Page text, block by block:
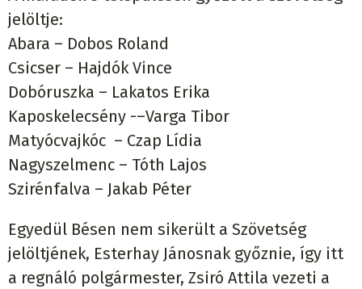
jelöltje:
Abara – Dobos Roland
Csicser – Hajdók Vince
Dobóruszka – Lakatos Erika
Kaposkelecsény -–Varga Tibor
Matyócvajkóc – Czap Lídia
Nagyszelmenc – Tóth Lajos
Szirénfalva – Jakab Péter
Egyedül Bésen nem sikerült a Szövetség
jelöltjének, Esterhay Jánosnak győznie, így itt
a regnáló polgármester, Zsiró Attila vezeti a